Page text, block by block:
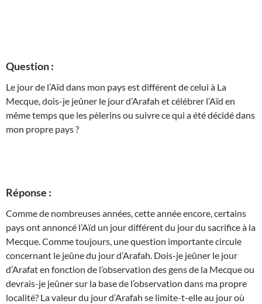
Question :
Le jour de l’Aïd dans mon pays est différent de celui à La
Mecque, dois-je jeûner le jour d’Arafah et célébrer l’Aïd en
même temps que les pèlerins ou suivre ce qui a été décidé dans
mon propre pays ?
Réponse :
Comme de nombreuses années, cette année encore, certains
pays ont annoncé l’Aïd un jour différent du jour du sacrifice à la
Mecque. Comme toujours, une question importante circule
concernant le jeûne du jour d’Arafah. Dois-je jeûner le jour
d’Arafat en fonction de l’observation des gens de la Mecque ou
devrais-je jeûner sur la base de l’observation dans ma propre
localité? La valeur du jour d’Arafah se limite-t-elle au jour où